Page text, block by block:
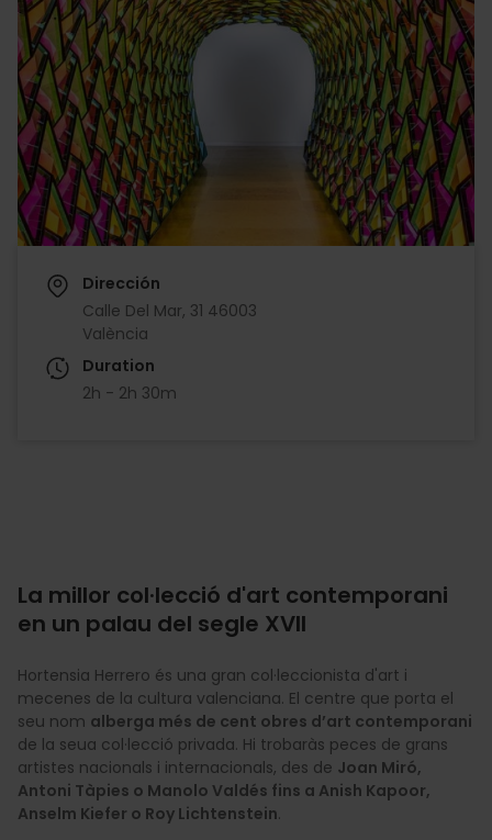
Dirección
Calle Del Mar, 31 46003
València
Duration
2h - 2h 30m
La millor col·lecció d'art contemporani
en un palau del segle XVII
Hortensia Herrero és una gran col·leccionista d'art i
mecenes de la cultura valenciana. El centre que porta el
seu nom alberga més de cent obres d’art contemporani
de la seua col·lecció privada. Hi trobaràs peces de grans
artistes nacionals i internacionals, des de Joan Miró,
Antoni Tàpies o Manolo Valdés fins a Anish Kapoor,
Anselm Kiefer o Roy Lichtenstein.